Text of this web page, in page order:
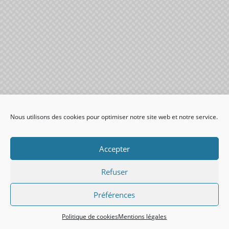
Nous utilisons des cookies pour optimiser notre site web et notre service.
Accepter
Refuser
Préférences
Politique de cookiesMentions légales